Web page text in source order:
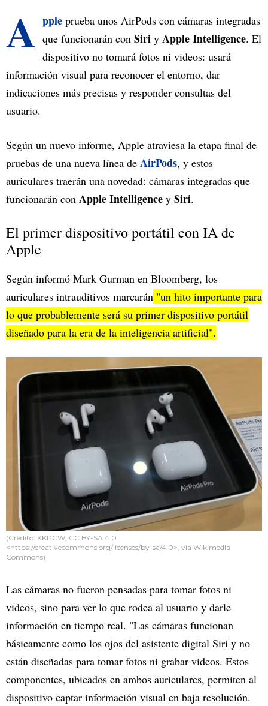
A pple prueba unos AirPods con cámaras integradas
que funcionarán con Siri y Apple Intelligence. El
dispositivo no tomará fotos ni videos: usará
información visual para reconocer el entorno, dar
indicaciones más precisas y responder consultas del
usuario.
Según un nuevo informe, Apple atraviesa la etapa final de
pruebas de una nueva línea de AirPods, y estos
auriculares traerán una novedad: cámaras integradas que
funcionarán con Apple Intelligence y Siri.
El primer dispositivo portátil con IA de
Apple
Según informó Mark Gurman en Bloomberg, los
auriculares intrauditivos marcarán "un hito importante para
lo que probablemente será su primer dispositivo portátil
diseñado para la era de la inteligencia artificial".
(Crédito: KKPCW, CC BY-SA 4.0
<https://creativecommons.org/licenses/by-sa/4.0>, via Wikimedia
Commons)
Las cámaras no fueron pensadas para tomar fotos ni
videos, sino para ver lo que rodea al usuario y darle
información en tiempo real. "Las cámaras funcionan
básicamente como los ojos del asistente digital Siri y no
están diseñadas para tomar fotos ni grabar videos. Estos
componentes, ubicados en ambos auriculares, permiten al
dispositivo captar información visual en baja resolución.